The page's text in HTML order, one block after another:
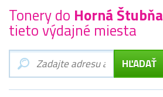
Tonery do Horná Štubňa
tieto výdajné miesta